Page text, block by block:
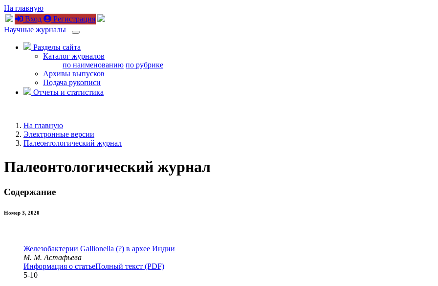
На главную
Вход
Регистрация
Научные журналы
Разделы сайта
Каталог журналов
по наименованию по рубрике
Архивы выпусков
Подача рукописи
Отчеты и статистика
На главную
Электронные версии
Палеонтологический журнал
Палеонтологический журнал
Содержание
Номер 3, 2020
Железобактерии Gallionella (?) в архее Индии
М. М. Астафьева
Информация о статьеПолный текст (PDF)
5-10